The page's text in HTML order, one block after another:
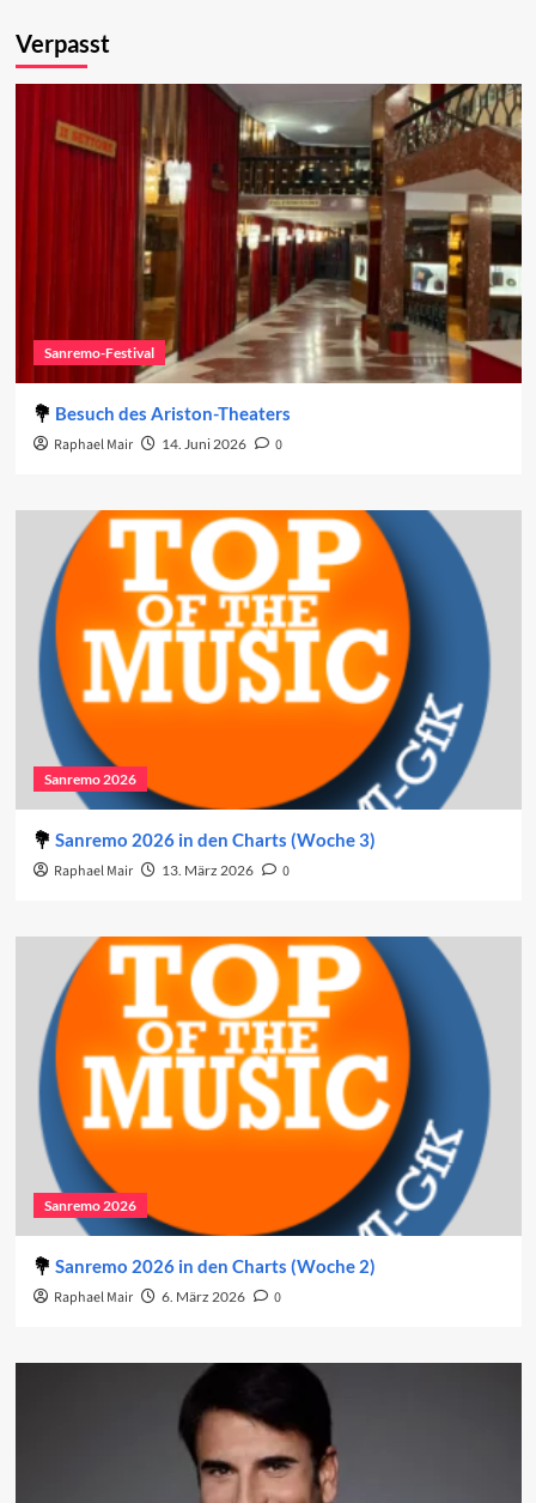
Verpasst
Sanremo-Festival
Besuch des Ariston-Theaters
Raphael Mair 14. Juni 2026 0
Sanremo 2026
Sanremo 2026 in den Charts (Woche 3)
Raphael Mair 13. März 2026 0
Sanremo 2026
Sanremo 2026 in den Charts (Woche 2)
Raphael Mair 6. März 2026 0